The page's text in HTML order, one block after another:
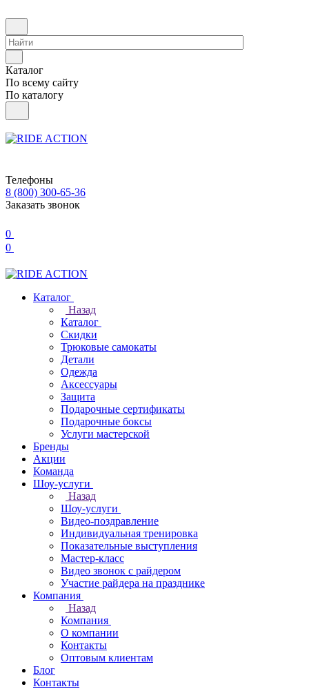
Каталог
По всему сайту
По каталогу
Телефоны
8 (800) 300-65-36
Заказать звонок
0
0
Каталог
Назад
Каталог
Скидки
Трюковые самокаты
Детали
Одежда
Аксессуары
Защита
Подарочные сертификаты
Подарочные боксы
Услуги мастерской
Бренды
Акции
Команда
Шоу-услуги
Назад
Шоу-услуги
Видео-поздравление
Индивидуальная тренировка
Показательные выступления
Мастер-класс
Видео звонок с райдером
Участие райдера на празднике
Компания
Назад
Компания
О компании
Контакты
Оптовым клиентам
Блог
Контакты